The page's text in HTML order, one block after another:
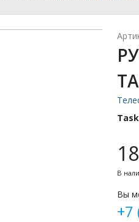
В
Вы
+7